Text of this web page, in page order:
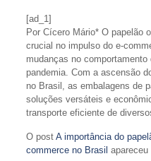
[ad_1]
Por Cícero Mário* O papelão
crucial no impulso do e-
mudanças no
pandemia. Com a ascensão
no Brasil, as embalagens de
soluções versáteis e
transporte eficiente de
O post A importância do
commerce no Brasil apareceu